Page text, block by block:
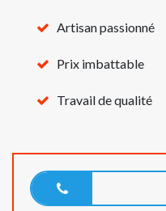
Artisan passionné
Prix imbattable
Travail de qualité